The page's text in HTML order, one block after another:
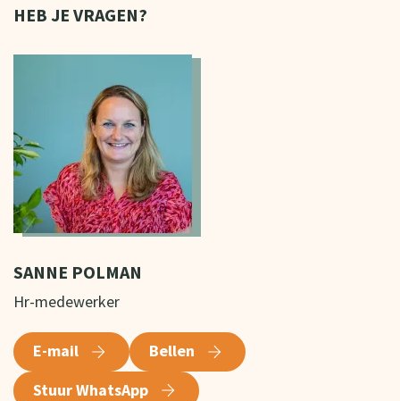
HEB JE VRAGEN?
SANNE POLMAN
Hr-medewerker
E-mail
Bellen
Stuur WhatsApp